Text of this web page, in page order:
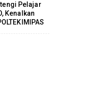
Pelajar
Kenalkan